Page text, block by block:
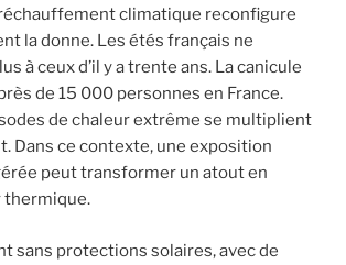
climatique reconfigure
la donne. Les étés français ne
à ceux d’il y a trente ans. La canicule
de 15 000 personnes en France.
de chaleur extrême se multiplient
Dans ce contexte, une exposition
peut transformer un atout en
sans protections solaires, avec de